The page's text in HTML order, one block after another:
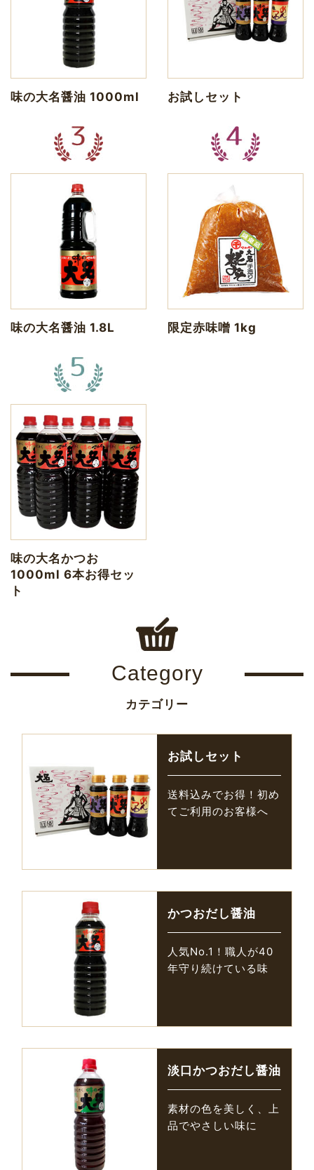
味の大名醤油 1000ml お試しセット
味の大名醤油 1.8L 限定赤味噌 1kg
味の大名かつお
1000ml 6本お得セッ
ト
Category
カテゴリー
お試しセット
送料込みでお得！初め
てご利用のお客様へ
かつおだし醤油
人気No.1！職人が40
年守り続けている味
淡口かつおだし醤油
素材の色を美しく、上
品でやさしい味に